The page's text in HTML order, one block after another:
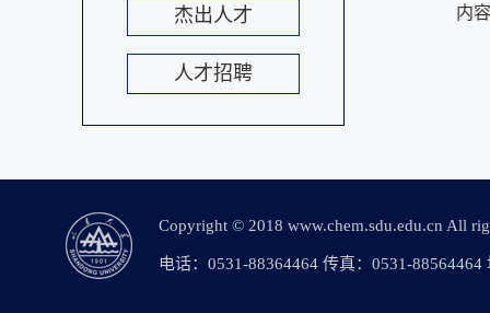
杰出人才
人才招聘
内
Copyright © 2018 www.chem.sdu.edu.cn All
电话：0531-88364464 传真：0531-